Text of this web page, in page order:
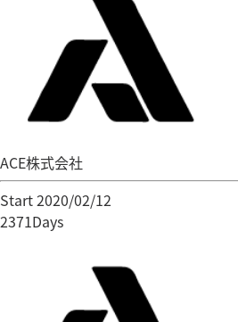
ACE株式会社
Start 2020/02/12
2371Days